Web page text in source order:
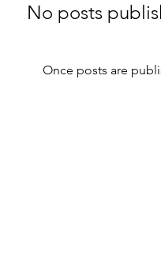
No posts
Once posts are